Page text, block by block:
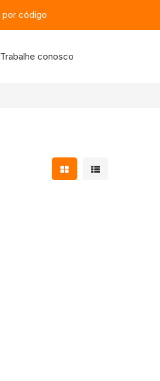
Trabalhe conosco
Mostrar resultados
Mostrar